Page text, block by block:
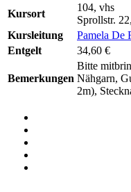
Kursort
104, vhs
Sprollstr.
Kursleitung
Pamela De
Entgelt
34,60 €
Bemerkungen
Bitte
Nähgarn,
2m),